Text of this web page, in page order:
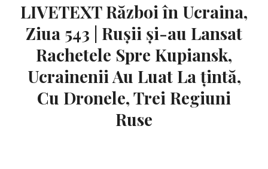
LIVETEXT Război în Ucraina,
Ziua 543 | Rușii și-au Lansat
Rachetele Spre Kupiansk,
Ucrainenii Au Luat La țintă,
Cu Dronele, Trei Regiuni
Ruse